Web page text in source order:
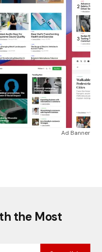
Ad Banner
the Most